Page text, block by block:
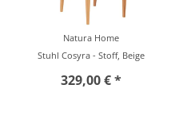
Natura Home
Stuhl Cosyra - Stoff, Beige
329,00 € *